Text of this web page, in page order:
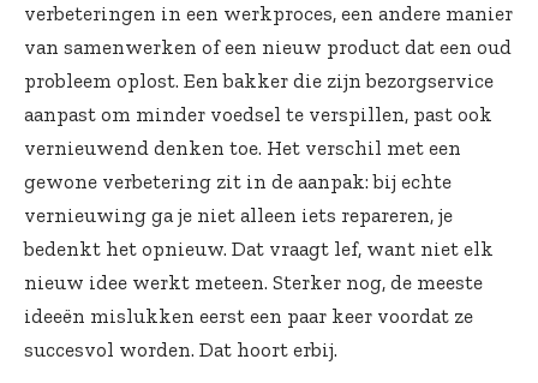
verbeteringen in een werkproces, een andere manier
van samenwerken of een nieuw product dat een oud
probleem oplost. Een bakker die zijn bezorgservice
aanpast om minder voedsel te verspillen, past ook
vernieuwend denken toe. Het verschil met een
gewone verbetering zit in de aanpak: bij echte
vernieuwing ga je niet alleen iets repareren, je
bedenkt het opnieuw. Dat vraagt lef, want niet elk
nieuw idee werkt meteen. Sterker nog, de meeste
ideeën mislukken eerst een paar keer voordat ze
succesvol worden. Dat hoort erbij.